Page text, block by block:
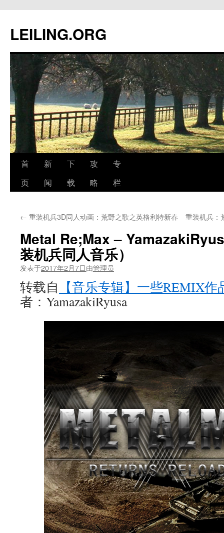
文
LEILING.ORG
首
页
新
闻
下
载
攻
略
专
栏
← 重装机兵3D同人动画：荒野之歌之英格利特新春 重装机兵：
Metal Re;Max –
装机兵同人音乐）
发表于2017年2月7日由管理员
转载自 【音乐专辑】一些REMIX
者：YamazakiRyusa